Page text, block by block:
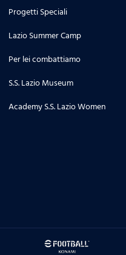
Progetti Speciali
Lazio Summer Camp
Per lei combattiamo
S.S. Lazio Museum
Academy S.S. Lazio Women